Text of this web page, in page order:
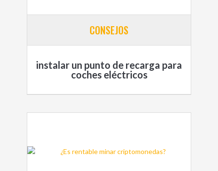
CONSEJOS
instalar un punto de recarga para
coches eléctricos